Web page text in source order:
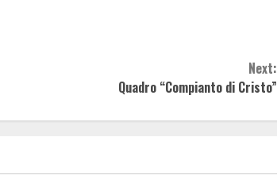
Next:
Quadro “Compianto di Cristo”